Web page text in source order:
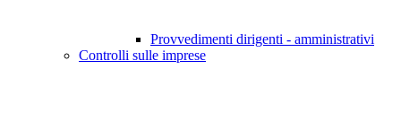
Provvedimenti dirigenti - amministrativi
Controlli sulle imprese